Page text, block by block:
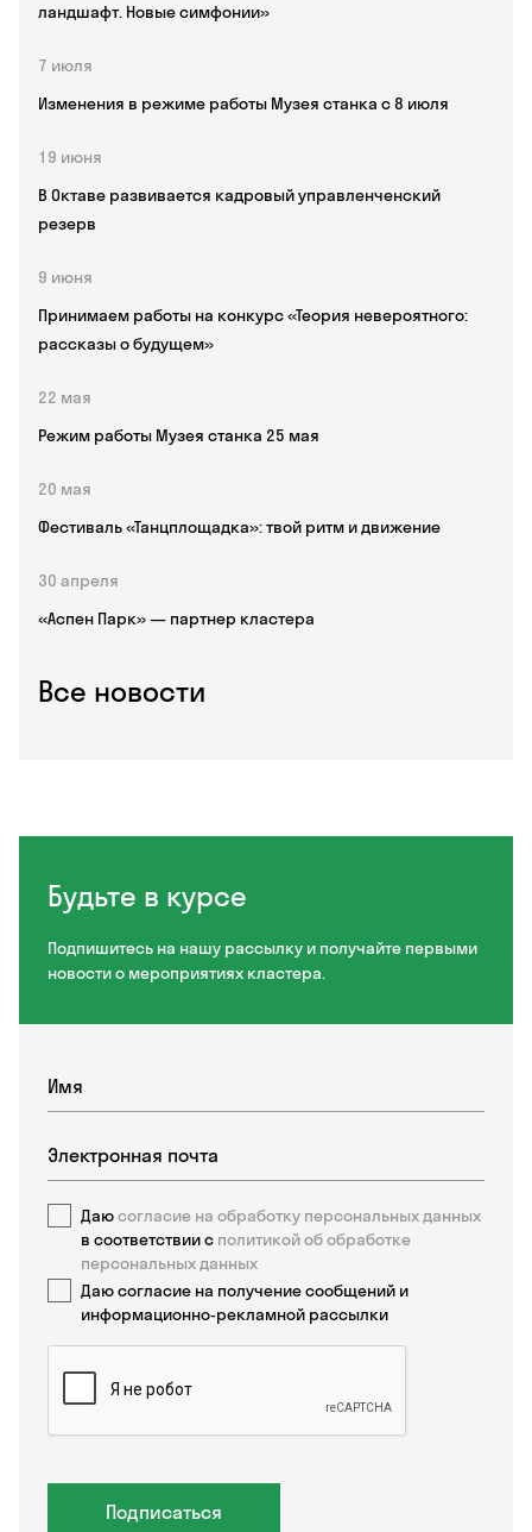
ландшафт. Новые симфонии»
7 июля
Изменения в режиме работы Музея станка с 8 июля
19 июня
В Октаве развивается кадровый управленченский
резерв
9 июня
Принимаем работы на конкурс «Теория невероятного:
рассказы о будущем»
22 мая
Режим работы Музея станка 25 мая
20 мая
Фестиваль «Танцплощадка»: твой ритм и движение
30 апреля
«Аспен Парк» — партнер кластера
Все новости
Будьте в курсе
Подпишитесь на нашу рассылку и получайте первыми
новости о мероприятиях кластера.
Даюсогласие на обработку персональных данных
в соответствии с политикой об обработке
персональных данных
Даю согласие на получение сообщений и
информационно-рекламной рассылки
Подписаться